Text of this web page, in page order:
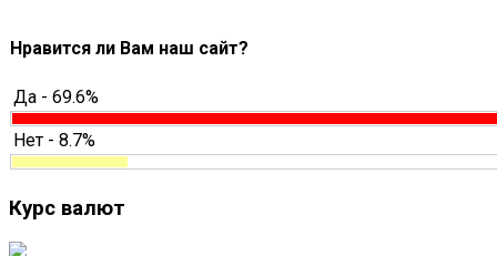
Нравится ли Вам наш сайт?
Да - 69.6%
Нет - 8.7%
Курс валют